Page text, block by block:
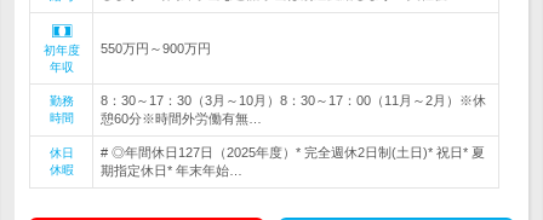
初年度
年収
550万円～900万円
勤務
時間
8：30～17：30（3月～10月）8：30～17：00（11月～2月）※休
憩60分※時間外労働有無…
休日
休暇
# ◎年間休日127日（2025年度）* 完全週休2日制(土日)* 祝日* 夏
期指定休日* 年末年始…